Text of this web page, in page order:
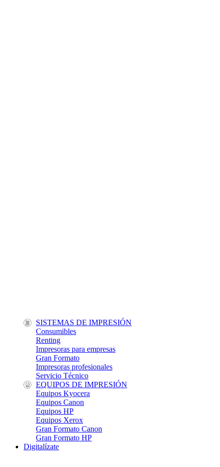
SISTEMAS DE IMPRESIÓN
Consumibles
Renting
Impresoras para empresas
Gran Formato
Impresoras profesionales
Servicio Técnico
EQUIPOS DE IMPRESIÓN
Equipos Kyocera
Equipos Canon
Equipos HP
Equipos Xerox
Gran Formato Canon
Gran Formato HP
Digitalízate